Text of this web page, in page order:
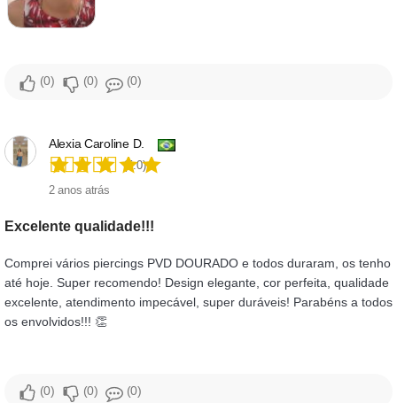
0 0 0
Alexia Caroline D.
(5.0)
2 anos atrás
Excelente qualidade!!!
Comprei vários piercings PVD DOURADO e todos duraram, os tenho
até hoje. Super recomendo! Design elegante, cor perfeita, qualidade
excelente, atendimento impecável, super duráveis! Parabéns a todos
os envolvidos!!! 👏
0 0 0